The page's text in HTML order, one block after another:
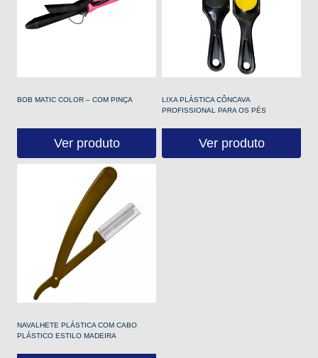
BOB MATIC COLOR – COM PINÇA
Ver produto
LIXA PLÁSTICA CÔNCAVA
PROFISSIONAL PARA OS PÉS
Ver produto
NAVALHETE PLÁSTICA COM CABO
PLÁSTICO ESTILO MADEIRA